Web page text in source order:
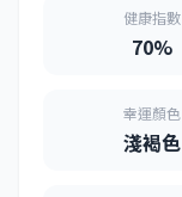
健康指數
70%
幸運顏色
淺褐色